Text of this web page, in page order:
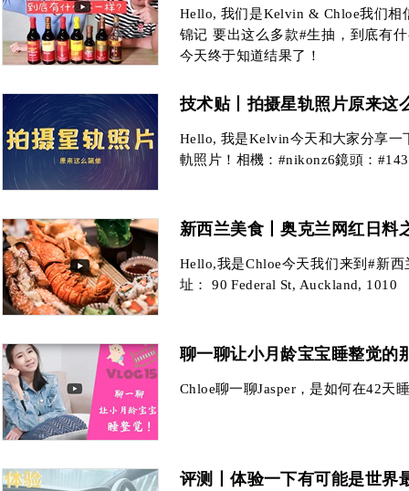
Hello, 我们是Kelvin & Chloe我们相
锦记 要出这么多款#生抽，到底有
今天终于知道结果了！
技术贴丨拍摄星轨照片原来这
Hello, 我是Kelvin今天和大家分享一
軌照片！相機：#nikonz6鏡頭：
新西兰美食丨奥克兰网红日料
Hello,我是Chloe今天我们来到#新
址： 90 Federal St, Auckland, 1010
聊一聊让小月龄宝宝睡整觉的
Chloe聊一聊Jasper，是如何在42天
评测丨体验一下有可能是世界